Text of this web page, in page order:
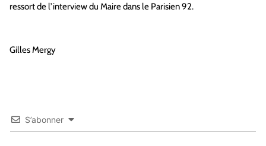
ressort de l’interview du Maire dans le Parisien 92.
Gilles Mergy
S’abonner